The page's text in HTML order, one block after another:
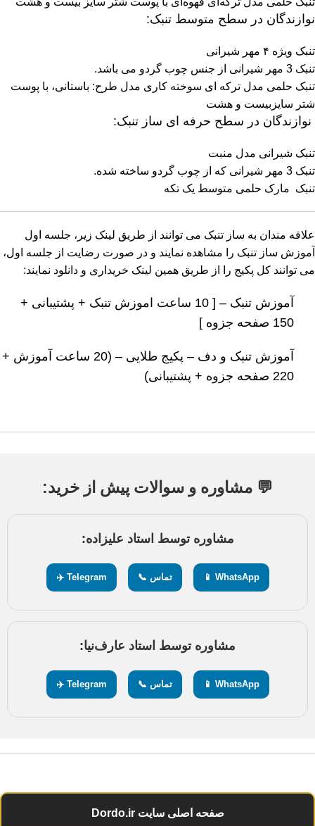
نوازندگان در سطح متوسط تنبک:
تنبک ویژه ۴ مهر شیرانی
تنبک 3 مهر شیرانی از جنس چوب گردو می باشد.
تنبک حلمی مدل ترکه ای سوخته کاری مدل طرح: باستانی، با پوست
شتر سایزبیست و هشت
نوازندگان در سطح حرفه ای ساز تنبک:
تنبک شیرانی مدل منبت
تنبک 3 مهر شیرانی که از چوب گردو ساخته شده.
تنبک مارک حلمی متوسط یک تکه
علاقه مندان به ساز تنبک می توانند از طریق لینک زیر، جلسه اول
آموزش ساز تنبک را مشاهده نمایند و در صورت رضایت از جلسه اول،
می توانند کل پکیج را از طریق همین لینک خریداری و دانلود نمایند:
آموزش تنبک – [ 10 ساعت اموزش تنبک + پشتیبانی +
150 صفحه جزوه ]
آموزش تنبک و دف – پکیج طلایی – (20 ساعت آموزش +
220 صفحه جزوه + پشتیبانی)
💬 مشاوره و سوالات پیش از خرید:
مشاوره توسط استاد علیزاده:
WhatsApp 📱 تماس 📞 Telegram ✈️
مشاوره توسط استاد عارف‌نیا:
WhatsApp 📱 تماس 📞 Telegram ✈️
صفحه اصلی سایت Dordo.ir